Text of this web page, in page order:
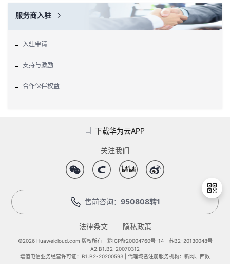
服务商入驻
入驻申请
支持与激励
合作伙伴权益
下载华为云APP
关注我们
售前咨询： 950808转1
法律条文 隐私政策
©2026 Huaweicloud.com 版权所有 黔ICP备20004760号-14
苏B2-20130048号
A2.B1.B2-20070312
增值电信业务经营许可证：B1.B2-20200593 | 代理域名注册服务机构：新网、西数